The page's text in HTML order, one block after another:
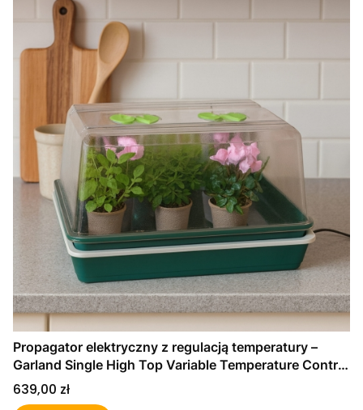
Propagator elektryczny z regulacją temperatury –
Garland Single High Top Variable Temperature Control
Propagator
Cena
639,00 zł